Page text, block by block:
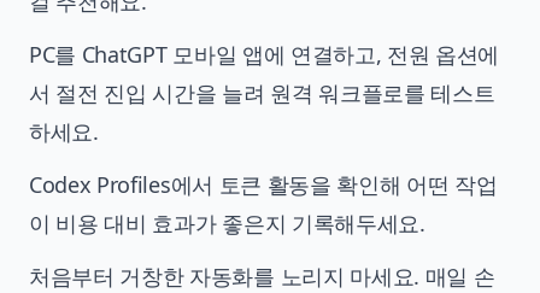
PC를 ChatGPT 모바일 앱에 연결하고, 전원 옵션에
서 절전 진입 시간을 늘려 원격 워크플로를 테스트
하세요.
Codex Profiles에서 토큰 활동을 확인해 어떤 작업
이 비용 대비 효과가 좋은지 기록해두세요.
처음부터 거창한 자동화를 노리지 마세요. 매일 손